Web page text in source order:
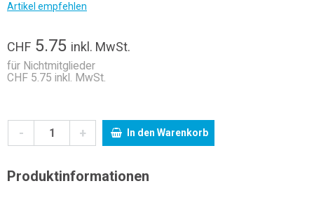
Artikel empfehlen
CHF 5.75 inkl. MwSt.
für Nichtmitglieder
CHF 5.75 inkl. MwSt.
- + In den Warenkorb
Produktinformationen